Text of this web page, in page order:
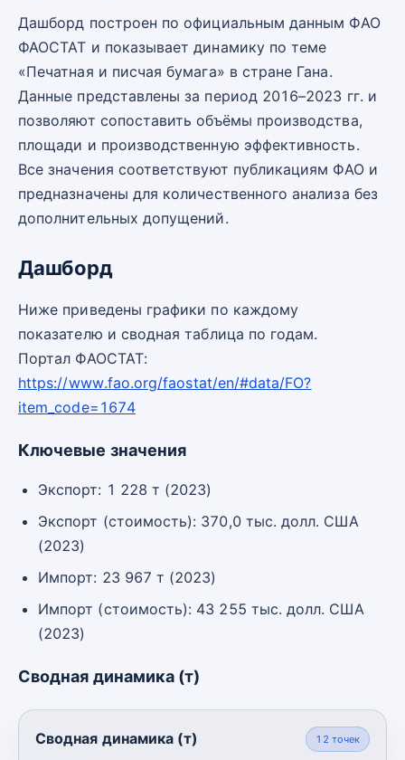
Дашборд построен по официальным данным ФАО
ФАОСТАТ и показывает динамику по теме
«Печатная и писчая бумага» в стране Гана.
Данные представлены за период 2016–2023 гг. и
позволяют сопоставить объёмы производства,
площади и производственную эффективность.
Все значения соответствуют публикациям ФАО и
предназначены для количественного анализа без
дополнительных допущений.
Дашборд
Ниже приведены графики по каждому
показателю и сводная таблица по годам.
Портал ФАОСТАТ:
https://www.fao.org/faostat/en/#data/FO?
item_code=1674
Ключевые значения
Экспорт: 1 228 т (2023)
Экспорт (стоимость): 370,0 тыс. долл. США
(2023)
Импорт: 23 967 т (2023)
Импорт (стоимость): 43 255 тыс. долл. США
(2023)
Сводная динамика (т)
Сводная динамика (т) 12 точек